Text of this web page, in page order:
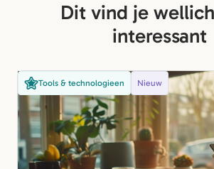
Dit vind je
interessant
Tools & technologieen Nieuw